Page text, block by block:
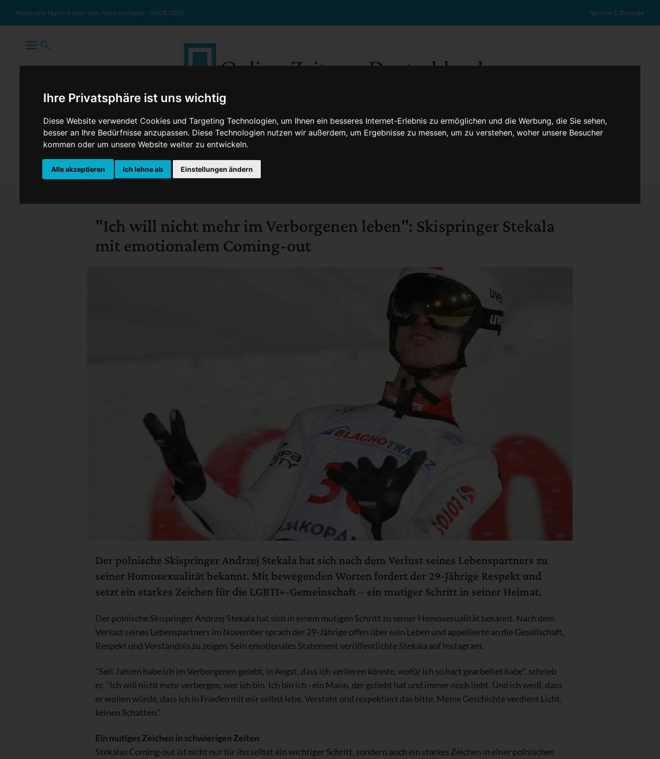
Ihre Privatsphäre ist uns wichtig
Diese Website verwendet Cookies und Targeting Technologien, um Ihnen ein besseres Internet-Erlebnis zu ermöglichen und die Werbung, die Sie sehen,
besser an Ihre Bedürfnisse anzupassen. Diese Technologien nutzen wir außerdem, um Ergebnisse zu messen, um zu verstehen, woher unsere Besucher
kommen oder um unsere Website weiter zu entwickeln.
Alle akzeptieren Ich lehne ab Einstellungen ändern
News und Nachrichten zum Nachschlagen - 06.08.2026 Service & Kontakt
TopNews Politik Sport Wirtschaft Firmennews Gesellschaft
"Ich will nicht mehr im Verborgenen leben": Skispringer Stekala
mit emotionalem Coming-out
Der polnische Skispringer Andrzej Stekala hat sich nach dem Verlust seines Lebenspartners zu
seiner Homosexualität bekannt. Mit bewegenden Worten fordert der 29-Jährige Respekt und
setzt ein starkes Zeichen für die LGBTI+-Gemeinschaft – ein mutiger Schritt in seiner Heimat.
Der polnische Skispringer Andrzej Stekala hat sich in einem mutigen Schritt zu seiner Homosexualität bekannt. Nach dem
Verlust seines Lebenspartners im November sprach der 29-Jährige offen über sein Leben und appellierte an die Gesellschaft,
Respekt und Verständnis zu zeigen. Sein emotionales Statement veröffentlichte Stekala auf Instagram.
"Seit Jahren habe ich im Verborgenen gelebt, in Angst, dass ich verlieren könnte, wofür ich so hart gearbeitet habe", schrieb
er. "Ich will nicht mehr verbergen, wer ich bin. Ich bin ich - ein Mann, der geliebt hat und immer noch liebt. Und ich weiß, dass
er wollen würde, dass ich in Frieden mit mir selbst lebe. Versteht und respektiert das bitte. Meine Geschichte verdient Licht,
keinen Schatten."
Ein mutiges Zeichen in schwierigen Zeiten
Stekalas Coming-out ist nicht nur für ihn selbst ein wichtiger Schritt, sondern auch ein starkes Zeichen in einer polnischen